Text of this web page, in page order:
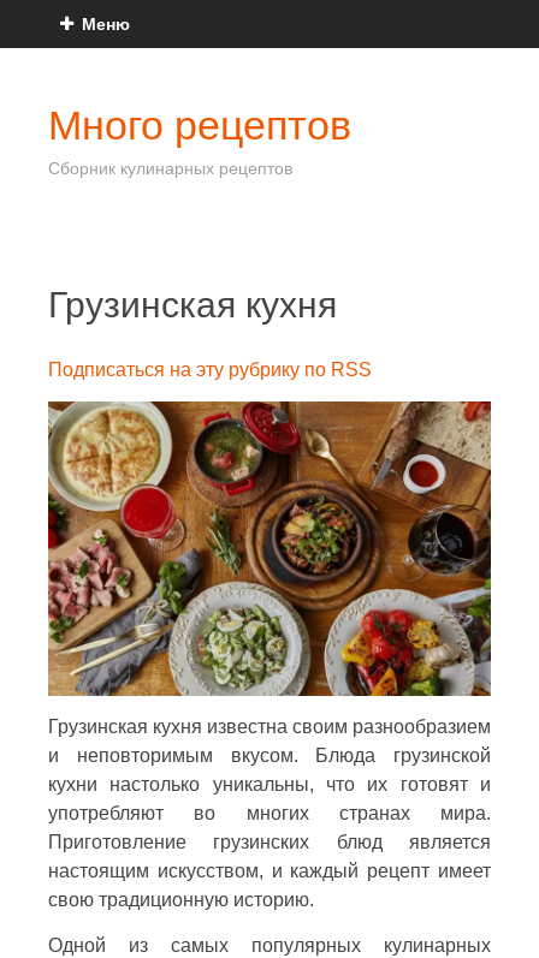
Меню
Много рецептов
Сборник кулинарных рецептов
Грузинская кухня
Подписаться на эту рубрику по RSS
Грузинская кухня известна своим разнообразием
и неповторимым вкусом. Блюда грузинской
кухни настолько уникальны, что их готовят и
употребляют во многих странах мира.
Приготовление грузинских блюд является
настоящим искусством, и каждый рецепт имеет
свою традиционную историю.
Одной из самых популярных кулинарных